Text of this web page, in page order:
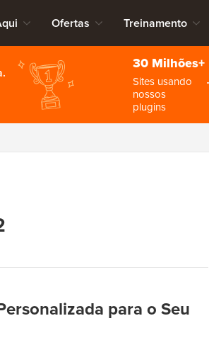
Ofertas Treinamento
30 Milhões+
Sites usando
nossos
plugins
para o Seu